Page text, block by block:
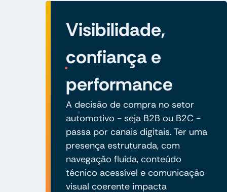
Visibilidade,
confiança e
performance
A decisão de compra no setor
automotivo - seja B2B ou B2C -
passa por canais digitais. Ter uma
presença estruturada, com
navegação fluida, conteúdo
técnico acessível e comunicação
visual coerente impacta